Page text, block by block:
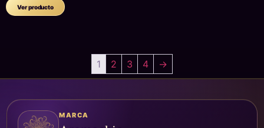
Corazón
Entre Manos
Ver producto
1 2 3 4 →
MARCA